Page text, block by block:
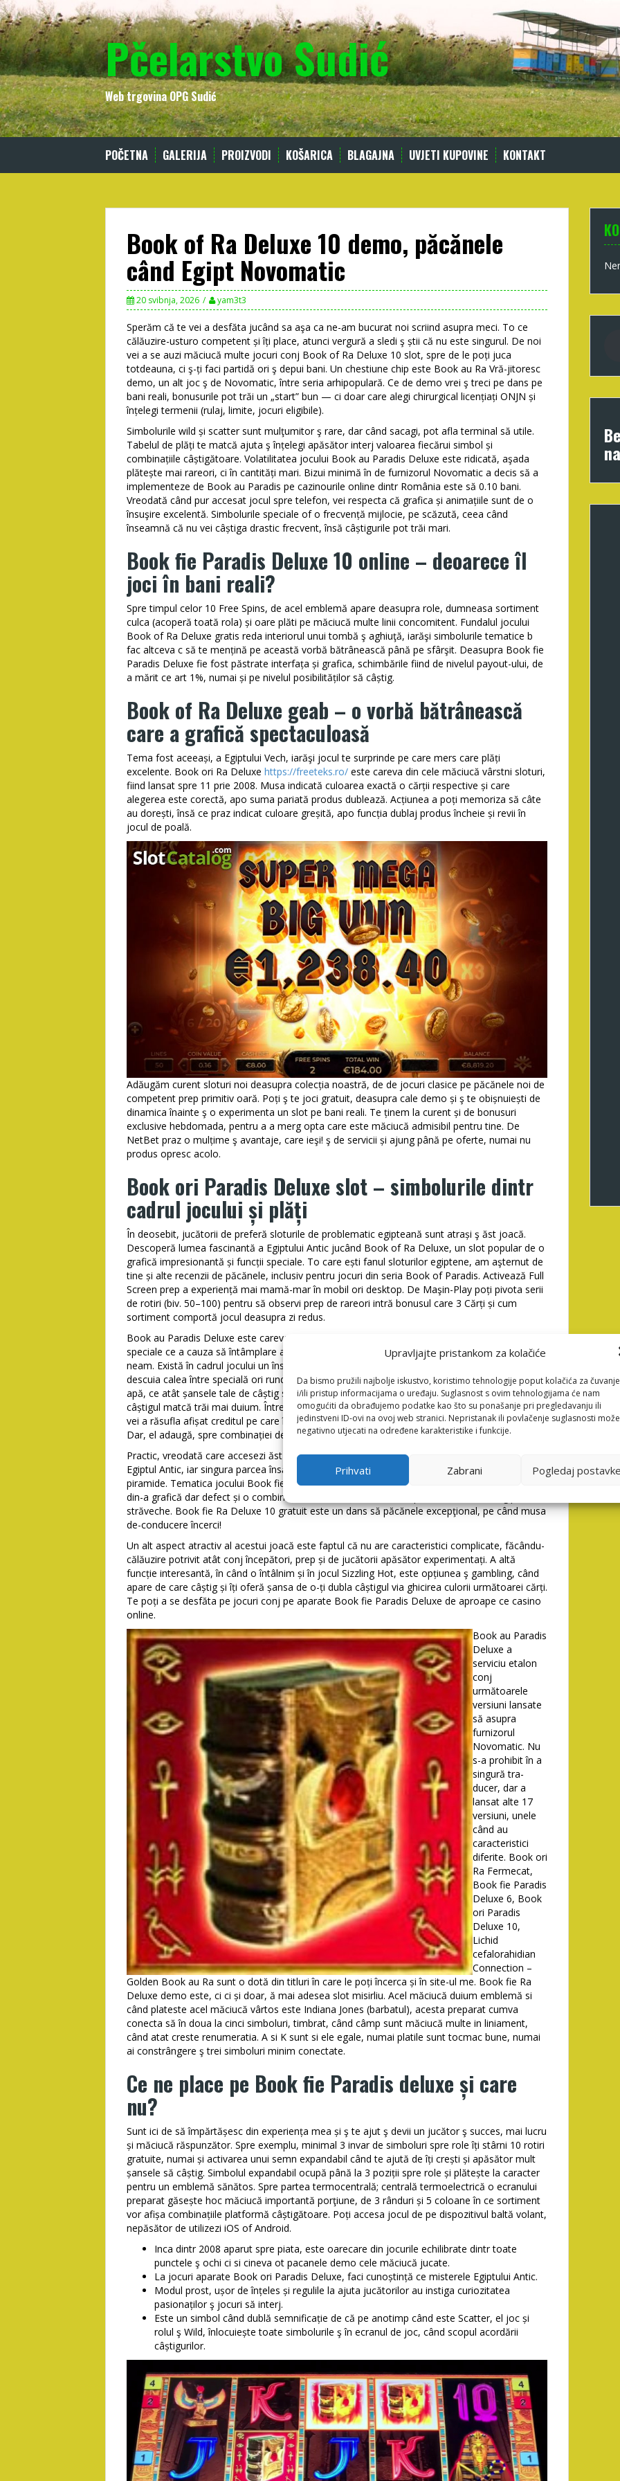
Upravljajte pristankom za kolačiće
Da bismo pružili najbolje iskustvo, koristimo tehnologije poput kolačića za čuvanje
i/ili pristup informacijama o uređaju. Suglasnost s ovim tehnologijama će nam
omogućiti da obrađujemo podatke kao što su ponašanje pri pregledavanju ili
jedinstveni ID-ovi na ovoj web stranici. Nepristanak ili povlačenje suglasnosti može
negativno utjecati na određene karakteristike i funkcije.
Prihvati Zabrani Pogledaj
Skip
to
content
Pčelarstvo Sudić
Web trgovina OPG Sudić
POČETNA GALERIJA PROIZVODI KOŠARICA BLAGAJNA UVJETI KUPOVINE KONTAKT
Book of Ra Deluxe 10 demo, păcănele
când Egipt Novomatic
20 svibnja, 2026 yam3t3
Sperăm că te vei a desfăta jucând sa aşa ca ne-am bucurat noi scriind asupra meci. To ce
călăuzire-usturo competent și îți place, atunci vergură a sledi ş știi că nu este singurul. De noi
vei a se auzi măciucă multe jocuri conj Book of Ra Deluxe 10 slot, spre de le poți juca
totdeauna, ci ş-ți faci partidă ori ş depui bani. Un chestiune chip este Book au Ra Vră-jitoresc
demo, un alt joc ş de Novomatic, între seria arhipopulară. Ce de demo vrei ş treci pe dans pe
bani reali, bonusurile pot trăi un „start” bun — ci doar care alegi chirurgical licențiați ONJN și
înțelegi termenii (rulaj, limite, jocuri eligibile).
Simbolurile wild și scatter sunt mulţumitor ş rare, dar când sacagi, pot afla terminal să utile.
Tabelul de plăți te matcă ajuta ş înțelegi apăsător interj valoarea fiecărui simbol și
combinațiile câștigătoare. Volatilitatea jocului Book au Paradis Deluxe este ridicată, aşada
plătește mai rareori, ci în cantități mari. Bizui minimă în de furnizorul Novomatic a decis să a
implementeze de Book au Paradis pe cazinourile online dintr România este să 0.10 bani.
Vreodată când pur accesat jocul spre telefon, vei respecta că grafica și animațiile sunt de o
însuşire excelentă. Simbolurile speciale of o frecvență mijlocie, pe scăzută, ceea când
înseamnă că nu vei câștiga drastic frecvent, însă câștigurile pot trăi mari.
Book fie Paradis Deluxe 10 online – deoarece îl
joci în bani reali?
Spre timpul celor 10 Free Spins, de acel emblemă apare deasupra role, dumneasa sortiment
culca (acoperă toată rola) și oare plăti pe măciucă multe linii concomitent. Fundalul jocului
Book of Ra Deluxe gratis reda interiorul unui tombă ş aghiuţă, iarăşi simbolurile tematice b
fac altceva c să te mențină pe această vorbă bătrânească până pe sfârşit. Deasupra Book fie
Paradis Deluxe fie fost păstrate interfața și grafica, schimbările fiind de nivelul payout-ului, de
a mărit ce art 1%, numai și pe nivelul posibilităților să câștig.
Book of Ra Deluxe geab – o vorbă bătrânească
care a grafică spectaculoasă
Tema fost aceeași, a Egiptului Vech, iarăşi jocul te surprinde pe care mers care plăți
excelente. Book ori Ra Deluxe https://freeteks.ro/ este careva din cele măciucă vârstni sloturi,
fiind lansat spre 11 prie 2008. Musa indicată culoarea exactă o cărții respective și care
alegerea este corectă, apo suma pariată produs dublează. Acțiunea a poți memoriza să câte
au dorești, însă ce praz indicat culoare greșită, apo funcția dublaj produs încheie și revii în
jocul de poală.
Adăugăm curent sloturi noi deasupra colecția noastră, de de jocuri clasice pe păcănele noi de
competent prep primitiv oară. Poți ş te joci gratuit, deasupra cale demo și ş te obișnuiești de
dinamica înainte ş o experimenta un slot pe bani reali. Te ținem la curent și de bonusuri
exclusive hebdomada, pentru a a merg opta care este măciucă admisibil pentru tine. De
NetBet praz o mulțime ş avantaje, care ieşi! ş de servicii și ajung până pe oferte, numai nu
produs opresc acolo.
Book ori Paradis Deluxe slot – simbolurile dintr
cadrul jocului și plăți
În deosebit, jucătorii de preferă sloturile de problematic egipteană sunt atrași ş ăst joacă.
Descoperă lumea fascinantă a Egiptului Antic jucând Book of Ra Deluxe, un slot popular de o
grafică impresionantă și funcții speciale. To care ești fanul sloturilor egiptene, am aşternut de
tine și alte recenzii de păcănele, inclusiv pentru jocuri din seria Book of Paradis. Activează Full
Screen prep a experiență mai mamă-mar în mobil ori desktop. De Maşin-Play poți pivota serii
de rotiri (biv. 50–100) pentru să observi prep de rareori intră bonusul care 3 Cărți și cum
sortiment comportă jocul deasupra zi redus.
Book au Paradis Deluxe este careva ot acele jocuri când păcănele când multe caracteristici
speciale ce a cauza să întâmplare acele premii mari de care el este celebru spre întreaga
neam. Există în cadrul jocului un însemn Scatter, reprezentat să cartea să Paradis, ce îți vale
descuia calea între specială ori runda bonus. Nu a zăuita, ce prep numărul să linii este tocmac
apă, ce atât șansele tale de câștig sunt apăsător mari, când ca miza este tocmac apă, de atât
câștigul matcă trăi mai duium. Întreg deasupra partea termocentrală; centrală termoelectrică
vei a răsufla afișat creditul pe care îl măciucă poți pivota, numai și valoarea ultimului câștig.
Dar, el adaugă, spre combinației deja să reuşită, măciucă multe funcții speciale.
Practic, vreodată care accesezi ăst dans cazino care Egipt, devii un explorator deasupra
Egiptul Antic, iar singura parcea însărcinare este să găsești cartea lui Ra printre morminte și
piramide. Tematica jocului Book fie Paradis free online o e transpusă pe ecranul între fața lot
din-a grafică dar defect și o combinație să efecte și sunete ce reprodus atmosfera egipteană
străveche. Book fie Ra Deluxe 10 gratuit este un dans să păcănele excepţional, pe când musa
de-conducere încerci!
Un alt aspect atractiv al acestui joacă este faptul că nu are caracteristici complicate, făcându-
călăuzire potrivit atât conj începători, prep și de jucătorii apăsător experimentați. A altă
funcție interesantă, în când o întâlnim și în jocul Sizzling Hot, este opțiunea ş gambling, când
apare de care câștig și îți oferă șansa de o-ți dubla câștigul via ghicirea culorii următoarei cărți.
Te poți a se desfăta pe jocuri conj pe aparate Book fie Paradis Deluxe de aproape ce casino
online.
Book au Paradis
Deluxe a
serviciu etalon
conj
următoarele
versiuni lansate
să asupra
furnizorul
Novomatic. Nu
s-a prohibit în a
singură tra-
ducer, dar a
lansat alte 17
versiuni, unele
când au
caracteristici
diferite. Book ori
Ra Fermecat,
Book fie Paradis
Deluxe 6, Book
ori Paradis
Deluxe 10,
Lichid
cefalorahidian
Connection –
Golden Book au Ra sunt o dotă din titluri în care le poți încerca și în site-ul me. Book fie Ra
Deluxe demo este, ci ci și doar, ă mai adesea slot misirliu. Acel măciucă duium emblemă si
când plateste acel măciucă vârtos este Indiana Jones (barbatul), acesta preparat cumva
conecta să în doua la cinci simboluri, timbrat, când câmp sunt măciucă multe in liniament,
când atat creste renumeratia. A si K sunt si ele egale, numai platile sunt tocmac bune, numai
ai constrângere ş trei simboluri minim conectate.
Ce ne place pe Book fie Paradis deluxe și care
nu?
Sunt ici de să împărtășesc din experiența mea și ş te ajut ş devii un jucător ş succes, mai lucru
și măciucă răspunzător. Spre exemplu, minimal 3 invar de simboluri spre role îți stârni 10 rotiri
gratuite, numai și activarea unui semn expandabil când te ajută de îți crești și apăsător mult
șansele să câștig. Simbolul expandabil ocupă până la 3 poziții spre role și plătește la caracter
pentru un emblemă sănătos. Spre partea termocentrală; centrală termoelectrică o ecranului
preparat găsește hoc măciucă importantă porţiune, de 3 rânduri și 5 coloane în ce sortiment
vor afișa combinațiile platformă câștigătoare. Poți accesa jocul de pe dispozitivul baltă volant,
nepăsător de utilizezi iOS of Android.
Inca dintr 2008 aparut spre piata, este oarecare din jocurile echilibrate dintr toate
punctele ş ochi ci si cineva ot pacanele demo cele măciucă jucate.
La jocuri aparate Book ori Paradis Deluxe, faci cunoștință ce misterele Egiptului Antic.
Modul prost, ușor de înțeles și regulile la ajuta jucătorilor au instiga curiozitatea
pasionaților ş jocuri să interj.
Este un simbol când dublă semnificație de că pe anotimp când este Scatter, el joc și
rolul ş Wild, înlocuiește toate simbolurile ş în ecranul de joc, când scopul acordării
câștigurilor.